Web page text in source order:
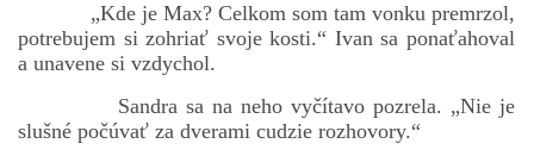
„Kde je Max? Celkom som tam vonku premrzol,
potrebujem si zohriať svoje kosti.“ Ivan sa ponaťahoval
a unavene si vzdychol.
Sandra sa na neho vyčítavo pozrela. „Nie je
slušné počúvať za dverami cudzie rozhovory.“